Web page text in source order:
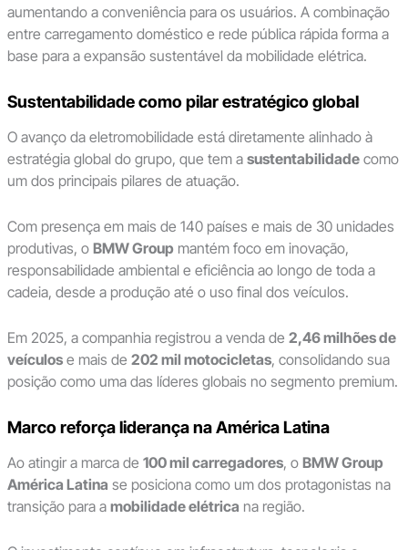
aumentando a conveniência para os usuários. A combinação
entre carregamento doméstico e rede pública rápida forma a
base para a expansão sustentável da mobilidade elétrica.
Sustentabilidade como pilar estratégico global
O avanço da eletromobilidade está diretamente alinhado à
estratégia global do grupo, que tem a sustentabilidadecomo
um dos principais pilares de atuação.
Com presença em mais de 140 países e mais de 30 unidades
produtivas, o BMW Groupmantém foco em inovação,
responsabilidade ambiental e eficiência ao longo de toda a
cadeia, desde a produção até o uso final dos veículos.
Em 2025, a companhia registrou a venda de 2,46 milhões de
veículose mais de 202 mil motocicletas, consolidando sua
posição como uma das líderes globais no segmento premium.
Marco reforça liderança na América Latina
Ao atingir a marca de 100 mil carregadores, o BMW Group
América Latina se posiciona como um dos protagonistas na
transição para a mobilidade elétrica na região.